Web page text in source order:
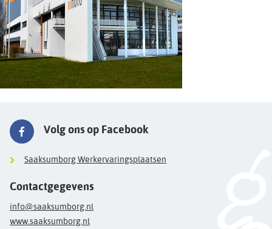
Volg ons op Facebook
Saaksumborg Werkervaringsplaatsen
Contactgegevens
info@saaksumborg.nl
www.saaksumborg.nl